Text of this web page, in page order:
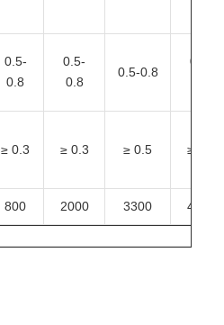
0.5-
0.8
0.5-
0.8
0.5-0.8
0.5-
≥ 0.3 ≥ 0.3 ≥ 0.5 ≥ 0.7
800 2000 3300 4500